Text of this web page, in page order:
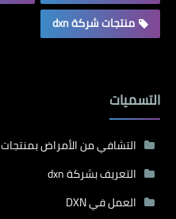
منتجات شركة dxn
التسميات
التشافي من الأمراض بمنتجات DXN
التعريف بشركة dxn
العمل في DXN